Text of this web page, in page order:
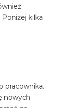
kilka
pracownika.
nowych